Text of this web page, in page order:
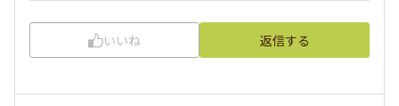
いいね 返信する